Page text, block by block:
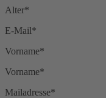
Alter*
E-Mail*
Vorname*
Vorname*
Mailadresse*